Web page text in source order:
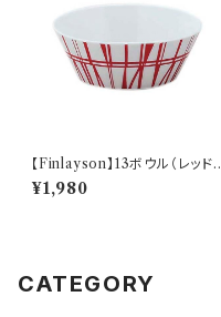
【Finlayson】13ボウル（レッド）
【コロナ】
¥1,980
CATEGORY